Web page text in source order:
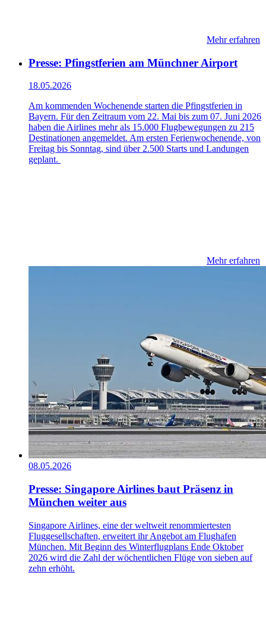
Mehr erfahren
Presse: Pfingstferien am Münchner Airport
18.05.2026
Am kommenden Wochenende starten die Pfingstferien in
Bayern. Für den Zeitraum vom 22. Mai bis zum 07. Juni 2026
haben die Airlines mehr als 15.000 Flugbewegungen zu 215
Destinationen angemeldet. Am ersten Ferienwochenende, von
Freitag bis Sonntag, sind über 2.500 Starts und Landungen
geplant.
Mehr erfahren
08.05.2026
Presse: Singapore Airlines baut Präsenz in
München weiter aus
Singapore Airlines, eine der weltweit renommiertesten
Fluggesellschaften, erweitert ihr Angebot am Flughafen
München. Mit Beginn des Winterflugplans Ende Oktober
2026 wird die Zahl der wöchentlichen Flüge von sieben auf
zehn erhöht.